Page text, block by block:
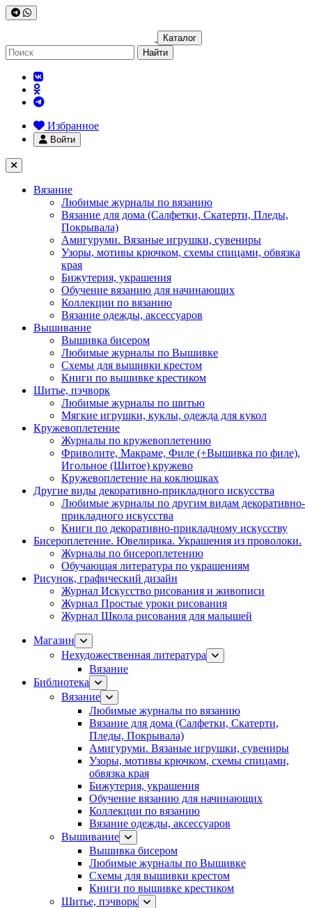
Каталог
Найти
Избранное
Войти
Вязание
Любимые журналы по вязанию
Вязание для дома (Салфетки, Скатерти, Пледы,
Покрывала)
Амигуруми. Вязаные игрушки, сувениры
Узоры, мотивы крючком, схемы спицами, обвязка
края
Бижутерия, украшения
Обучение вязанию для начинающих
Коллекции по вязанию
Вязание одежды, аксессуаров
Вышивание
Вышивка бисером
Любимые журналы по Вышивке
Схемы для вышивки крестом
Книги по вышивке крестиком
Шитье, пэчворк
Любимые журналы по шитью
Мягкие игрушки, куклы, одежда для кукол
Кружевоплетение
Журналы по кружевоплетению
Фриволите, Макраме, Филе (+Вышивка по филе),
Игольное (Шитое) кружево
Кружевоплетение на коклюшках
Другие виды декоративно-прикладного искусства
Любимые журналы по другим видам декоративно-
прикладного искусства
Книги по декоративно-прикладному искусству
Бисероплетение. Ювелирика. Украшения из проволоки.
Журналы по бисероплетению
Обучающая литература по украшениям
Рисунок, графический дизайн
Журнал Искусство рисования и живописи
Журнал Простые уроки рисования
Журнал Школа рисования для малышей
Магазин
Нехудожественная литература
Вязание
Библиотека
Вязание
Любимые журналы по вязанию
Вязание для дома (Салфетки, Скатерти,
Пледы, Покрывала)
Амигуруми. Вязаные игрушки, сувениры
Узоры, мотивы крючком, схемы спицами,
обвязка края
Бижутерия, украшения
Обучение вязанию для начинающих
Коллекции по вязанию
Вязание одежды, аксессуаров
Вышивание
Вышивка бисером
Любимые журналы по Вышивке
Схемы для вышивки крестом
Книги по вышивке крестиком
Шитье, пэчворк